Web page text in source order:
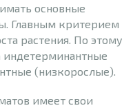
основные
Главным критерием
растения. По этому
индетерминантные
(низкорослые).
имеет свои